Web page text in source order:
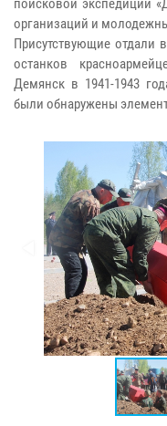
поисковой экспедиции
организаций и
Присутствующие отдали
останков
Демянск в 1941-1943
были обнаружены